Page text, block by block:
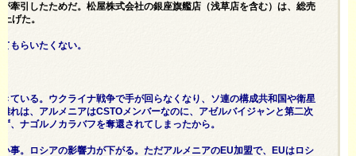
牽引したためだ。松屋株式会社の銀座旗艦店（浅草店を含む）は、総売
げた。
もらいたくない。
ている。ウクライナ戦争で手が回らなくなり、ソ連の構成共和国や衛星
れは、アルメニアはCSTOメンバーなのに、アゼルバイジャンと第二次
、ナゴルノカラバフを奪還されてしまったから。
事。ロシアの影響力が下がる。ただアルメニアのEU加盟で、EUはロシ